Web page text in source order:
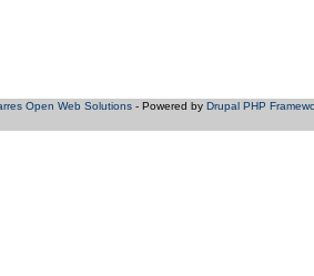
Open Web Solutions- Powered by Drupal PHP